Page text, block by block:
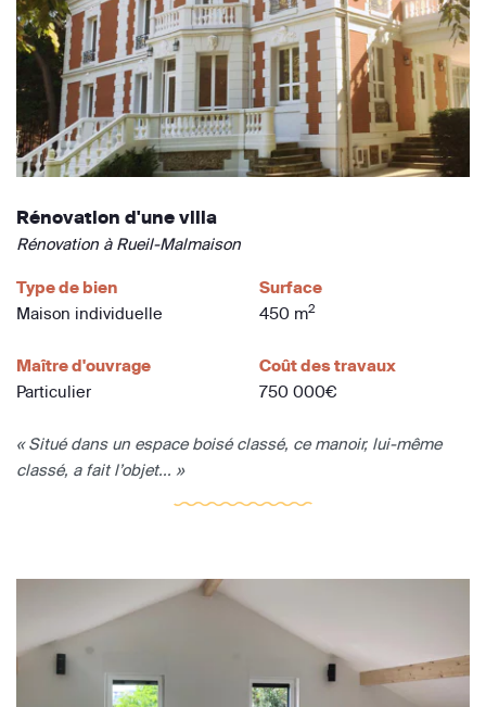
Rénovation d'une villa
Rénovation à Rueil-Malmaison
Type de bien
Maison individuelle
Surface
450 m2
Maître d'ouvrage
Particulier
Coût des travaux
750 000€
« Situé dans un espace boisé classé, ce manoir, lui-même
classé, a fait l’objet... »